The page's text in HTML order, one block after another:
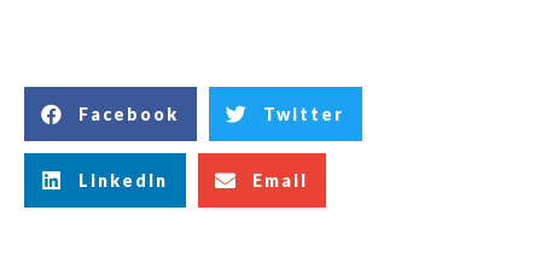
Facebook Twitter
LinkedIn Email